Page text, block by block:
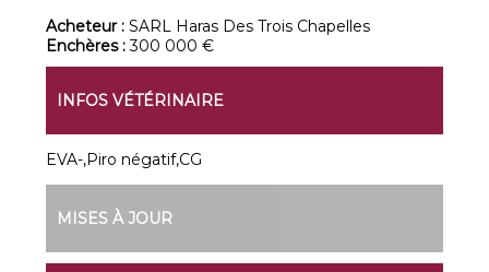
Acheteur :SARL Haras Des Trois Chapelles
Enchères :300 000 €
INFOS VÉTÉRINAIRE
EVA-,Piro négatif,CG
MISES À JOUR